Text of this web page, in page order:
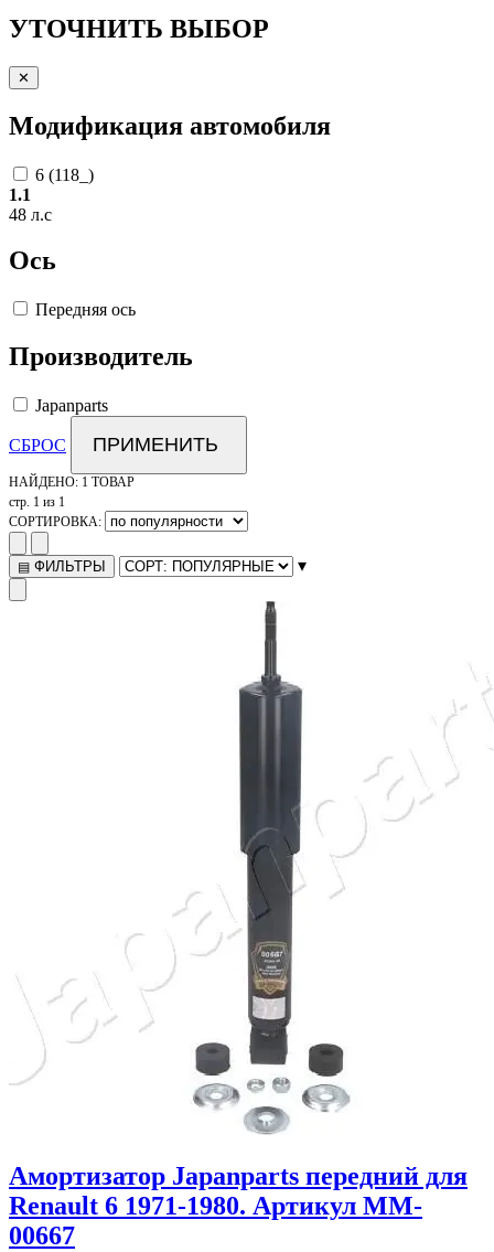
УТОЧНИТЬ ВЫБОР
✕
Модификация автомобиля
6 (118_)
1.1
48 л.с
Ось
Передняя ось
Производитель
Japanparts
СБРОС ПРИМЕНИТЬ
НАЙДЕНО: 1 ТОВАР
стр. 1 из 1
СОРТИРОВКА:
▤ ФИЛЬТРЫ ▾
Амортизатор Japanparts передний для
Renault 6 1971-1980. Артикул MM-
00667